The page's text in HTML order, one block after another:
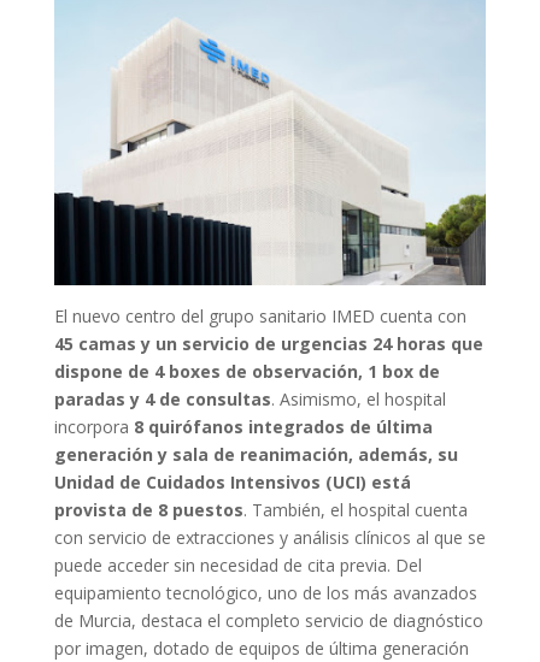
El nuevo centro del grupo sanitario IMED cuenta con
45 camas y un servicio de urgencias 24 horas que
dispone de 4 boxes de observación, 1 box de
paradas y 4 de consultas. Asimismo, el hospital
incorpora 8 quirófanos integrados de última
generación y sala de reanimación, además, su
Unidad de Cuidados Intensivos (UCI) está
provista de 8 puestos. También, el hospital cuenta
con servicio de extracciones y análisis clínicos al que se
puede acceder sin necesidad de cita previa. Del
equipamiento tecnológico, uno de los más avanzados
de Murcia, destaca el completo servicio de diagnóstico
por imagen, dotado de equipos de última generación